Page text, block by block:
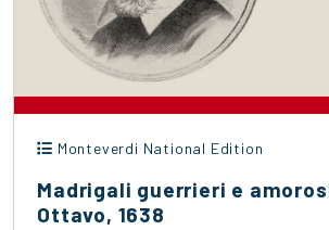
Monteverdi National Edition
Madrigali guerrieri e
Ottavo, 1638